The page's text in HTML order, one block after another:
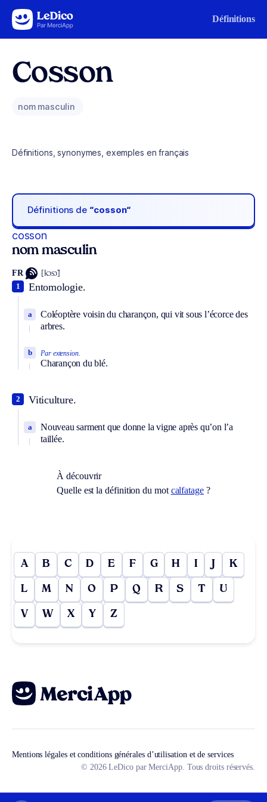
Aller au contenu Définitions
Cosson
nom masculin
Définitions, synonymes, exemples en français
Définitions de “cosson“
cosson
nom masculin
FR [kɔsɔ̃]
Entomologie.
1
Coléoptère voisin du charançon, qui vit sous l’écorce des
arbres.
a
Par extension.
Charançon du blé.
b
Viticulture.
2
Nouveau sarment que donne la vigne après qu’on l’a
taillée.
a
À découvrir
Quelle est la définition du mot calfatage?
A B C D E F G H I J K
L M N O P Q R S T U
V W X Y Z
Mentions légales et conditions générales d’utilisation et de services
© 2026 LeDico par MerciApp. Tous droits réservés.